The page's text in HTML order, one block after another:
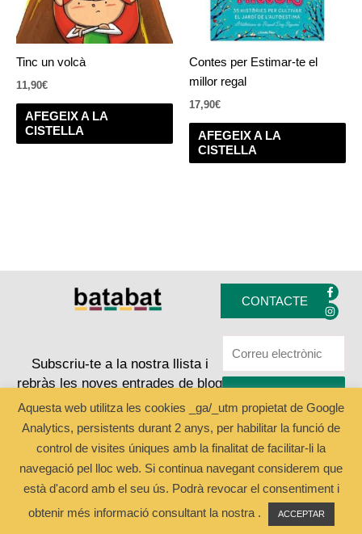
Tinc un volcà
11,90€
AFEGEIX A LA
CISTELLA
Contes per Estimar-te el
millor regal
17,90€
AFEGEIX A LA
CISTELLA
CONTACTE
F
a
c
e
o
-
I
n
s
t
g
m
Subscriu-te a la nostra llista i
rebràs les noves entrades de blog
Aquesta web utilitza les cookies _ga/_utm propietat de Google
Analytics, persistents durant 2 anys, per habilitar la funció de
control de visites úniques amb la finalitat de facilitar-li la
navegació pel lloc web. Si continua navegant considerem que
està d'acord amb el seu ús. Podrà revocar el consentiment i
obtenir més informació consultant la nostra .
ACCEPTAR